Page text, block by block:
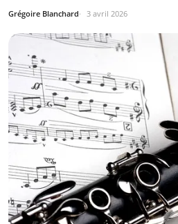
Grégoire Blanchard 3 avril 2026